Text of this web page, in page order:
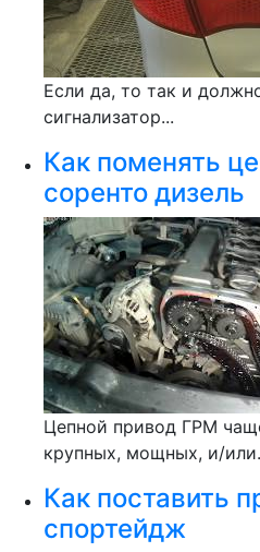
Если да, то так и
сигнализатор...
Как поменять
соренто дизель
Цепной привод ГРМ
крупных, мощных, и/
Как поставить
спортейдж